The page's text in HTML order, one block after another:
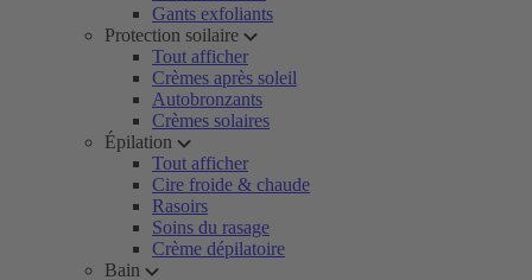
Gants exfoliants
Protection soilaire
Tout afficher
Crèmes après soleil
Autobronzants
Crèmes solaires
Épilation
Tout afficher
Cire froide & chaude
Rasoirs
Soins du rasage
Crème dépilatoire
Bain